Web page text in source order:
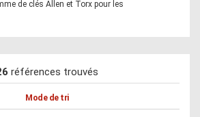
de clés Allen et Torx pour les
références trouvés
Mode de tri